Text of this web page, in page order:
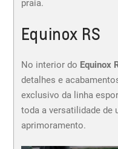
praia.
Equinox RS
No interior do Equinox
detalhes e
exclusivo da linha
toda a versatilidade de
aprimoramento.